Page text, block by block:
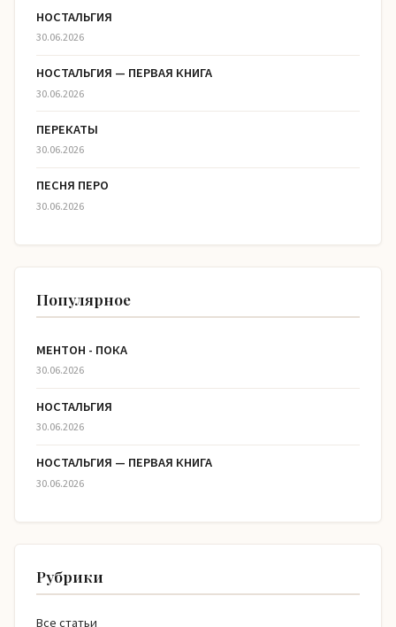
НОСТАЛЬГИЯ
30.06.2026
НОСТАЛЬГИЯ — ПЕРВАЯ КНИГА
30.06.2026
ПЕРЕКАТЫ
30.06.2026
ПЕСНЯ ПЕРО
30.06.2026
Популярное
МЕНТОН - ПОКА
30.06.2026
НОСТАЛЬГИЯ
30.06.2026
НОСТАЛЬГИЯ — ПЕРВАЯ КНИГА
30.06.2026
Рубрики
Все статьи